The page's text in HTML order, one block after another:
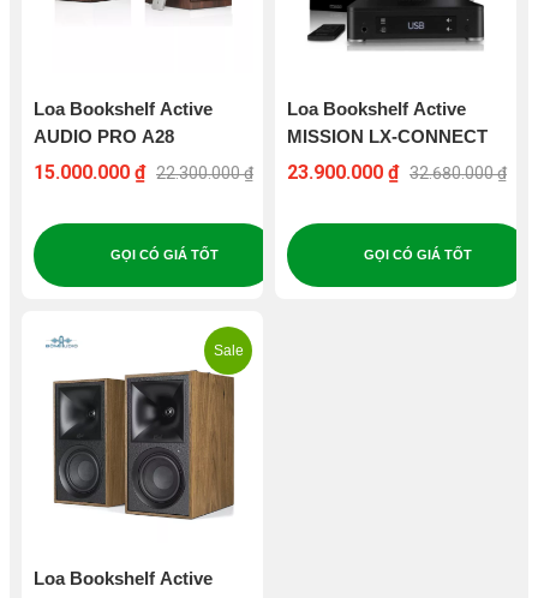
Loa Bookshelf Active
AUDIO PRO A28
15.000.000 ₫ 22.300.000 ₫
GỌI CÓ GIÁ TỐT
Loa Bookshelf Active
MISSION LX-CONNECT
23.900.000 ₫ 32.680.000 ₫
GỌI CÓ GIÁ TỐT
Sale
Loa Bookshelf Active